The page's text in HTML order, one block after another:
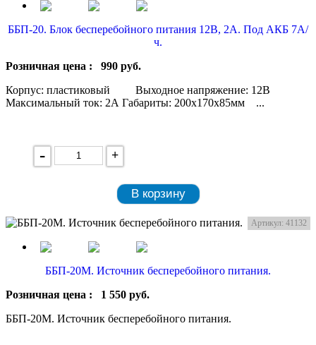
ББП-20. Блок бесперебойного питания 12В, 2А. Под АКБ 7А/
ч.
Розничная цена : 990 руб.
Корпус: пластиковый Выходное напряжение: 12В
Максимальный ток: 2А Габариты: 200x170x85мм ...
- +
В корзину
Артикул: 41132
ББП-20М. Источник бесперебойного питания.
Розничная цена : 1 550 руб.
ББП-20М. Источник бесперебойного питания.